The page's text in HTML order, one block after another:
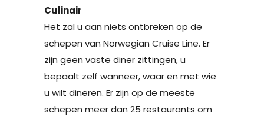
Culinair
Het zal u aan niets ontbreken op de
schepen van Norwegian Cruise Line. Er
zijn geen vaste diner zittingen, u
bepaalt zelf wanneer, waar en met wie
u wilt dineren. Er zijn op de meeste
schepen meer dan 25 restaurants om